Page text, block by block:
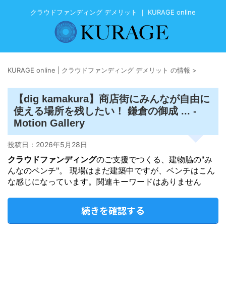
クラウドファンディング デメリット ｜ KURAGE online
KURAGE online | クラウドファンディング デメリット の情報 >
【dig kamakura】商店街にみんなが自由に
使える場所を残したい！ 鎌倉の御成 ... -
Motion Gallery
投稿日： 2026年5月28日
クラウドファンディングのご支援でつくる、建物脇の"み
んなのベンチ"。 現場はまだ建築中ですが、ベンチはこん
な感じになっています。関連キーワードはありません
続きを確認する